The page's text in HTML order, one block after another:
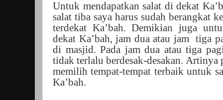
Untuk mendapatkan salat di dekat
salat tiba saya harus sudah berangkat
terdekat Ka’bah. Demikian juga
dekat Ka’bah, jam dua atau jam
tiga
di masjid. Pada jam dua atau tiga
tidak terlalu berdesak-desakan. Artinya
memilih tempat-tempat terbaik untuk
Ka’bah.